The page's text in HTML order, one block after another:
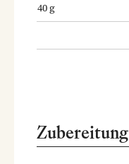
40g
Zubereitung